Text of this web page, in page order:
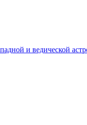
и ведической